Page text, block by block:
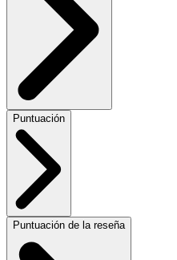
Puntuación
Puntuación de la reseña